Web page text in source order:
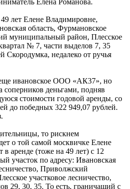
Елена Романова.
лет Елене Владимировне,
область, Фурмановское
муниципальный район, Плесское
№ 7, части выделов 7, 35
Скородумка, недалеко от ручья
ивановское ООО «АК37», но
деньгами, подняв
стоимости годовой аренды, со
до победных 322 949,07 рублей.
то рискнем
о той самой москвичке Елене
аренде (тоже на 49 лет) с 12
участок по адресу: Ивановская
Приволжский
участковое лесничество,
29, 30, 35. То есть, граничащий с